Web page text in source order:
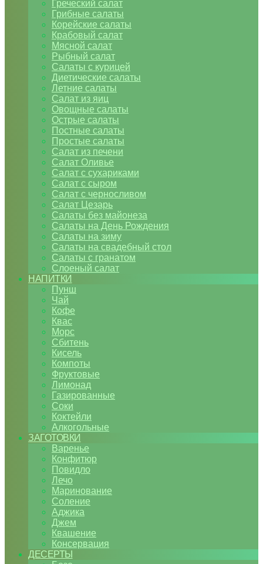
Греческий салат
Грибные салаты
Корейские салаты
Крабовый салат
Мясной салат
Рыбный салат
Салаты с курицей
Диетические салаты
Летние салаты
Салат из яиц
Овощные салаты
Острые салаты
Постные салаты
Простые салаты
Салат из печени
Салат Оливье
Салат с сухариками
Салат с сыром
Салат с черносливом
Салат Цезарь
Салаты без майонеза
Салаты на День Рождения
Салаты на зиму
Салаты на свадебный стол
Салаты с гранатом
Слоеный салат
НАПИТКИ
Пунш
Чай
Кофе
Квас
Морс
Сбитень
Кисель
Компоты
Фруктовые
Лимонад
Газированные
Соки
Коктейли
Алкогольные
ЗАГОТОВКИ
Варенье
Конфитюр
Повидло
Лечо
Маринование
Соление
Аджика
Джем
Квашение
Консервация
ДЕСЕРТЫ